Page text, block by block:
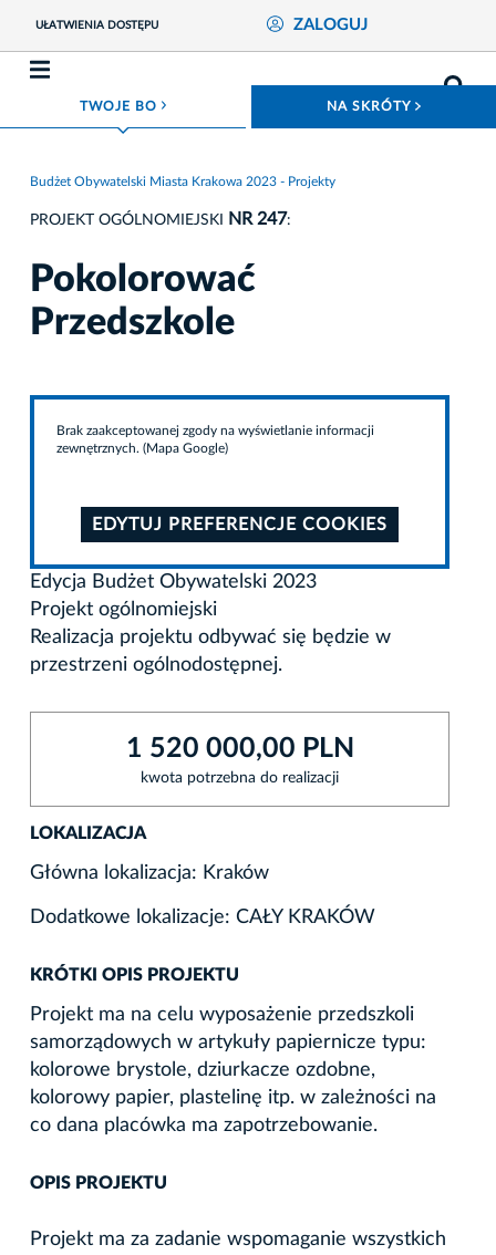
UŁATWIENIA DOSTĘPU ZALOGUJ
TWOJE BO ROZWIŃ MENU NA SKRÓTY
Budżet Obywatelski Miasta Krakowa 2023 - Projekty
PROJEKT OGÓLNOMIEJSKI NR 247:
Pokolorować
Przedszkole
Brak zaakceptowanej zgody na wyświetlanie informacji
zewnętrznych. (Mapa Google)
EDYTUJ PREFERENCJE COOKIES
Edycja Budżet Obywatelski 2023
Projekt ogólnomiejski
Realizacja projektu odbywać się będzie w
przestrzeni ogólnodostępnej.
1 520 000,00 PLN
kwota potrzebna do realizacji
LOKALIZACJA
Główna lokalizacja: Kraków
Dodatkowe lokalizacje: CAŁY KRAKÓW
KRÓTKI OPIS PROJEKTU
Projekt ma na celu wyposażenie przedszkoli
samorządowych w artykuły papiernicze typu:
kolorowe brystole, dziurkacze ozdobne,
kolorowy papier, plastelinę itp. w zależności na
co dana placówka ma zapotrzebowanie.
OPIS PROJEKTU
Projekt ma za zadanie wspomaganie wszystkich